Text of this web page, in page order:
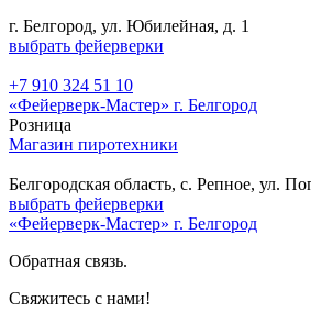
г. Белгород, ул. Юбилейная, д. 1
выбрать фейерверки
+7 910 324 51 10
«Фейерверк-Мастер» г. Белгород
Розница
Магазин пиротехники
Белгородская область, с. Репное, ул.
выбрать фейерверки
«Фейерверк-Мастер» г. Белгород
Обратная связь.
Свяжитесь с нами!